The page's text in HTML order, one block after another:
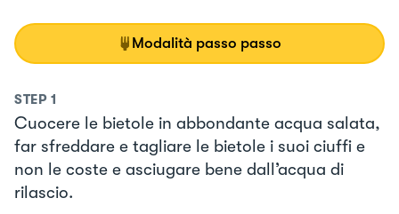
Modalità passo passo
STEP 1
Cuocere le bietole in abbondante acqua salata,
far sfreddare e tagliare le bietole i suoi ciuffi e
non le coste e asciugare bene dall’acqua di
rilascio.